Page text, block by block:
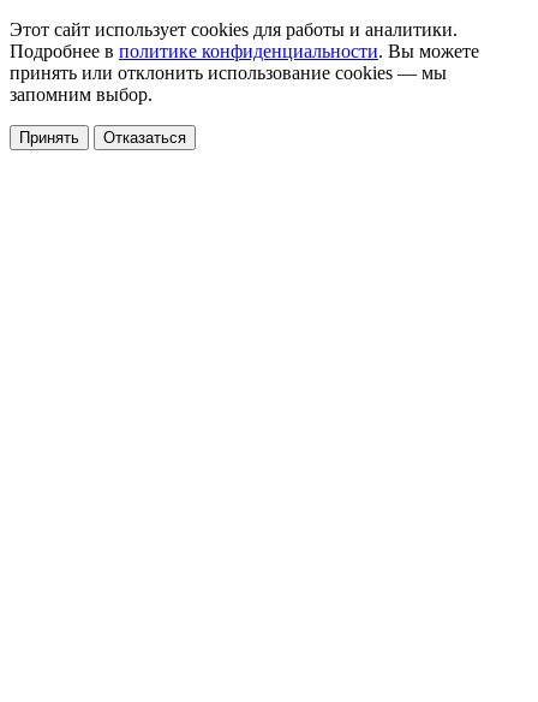
Этот сайт использует cookies для работы и аналитики.
Подробнее в политике конфиденциальности. Вы можете
принять или отклонить использование cookies — мы
запомним выбор.
Принять Отказаться